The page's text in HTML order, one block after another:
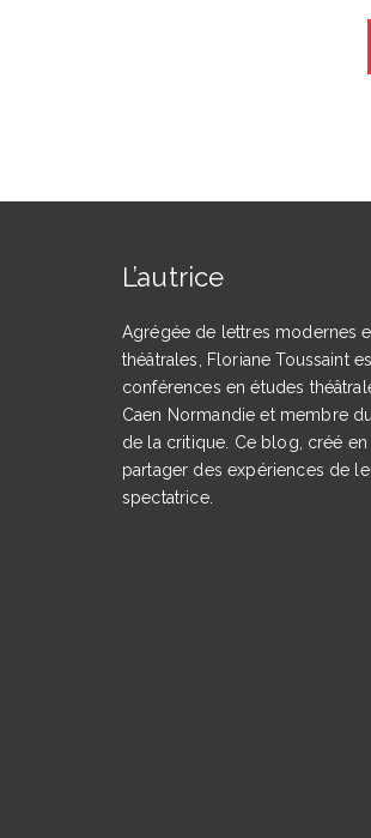
L’autrice
Agrégée de lettres modernes
théâtrales, Floriane Toussaint
conférences en études
Caen Normandie et membre
de la critique. Ce blog, créé
partager des expériences de
spectatrice.